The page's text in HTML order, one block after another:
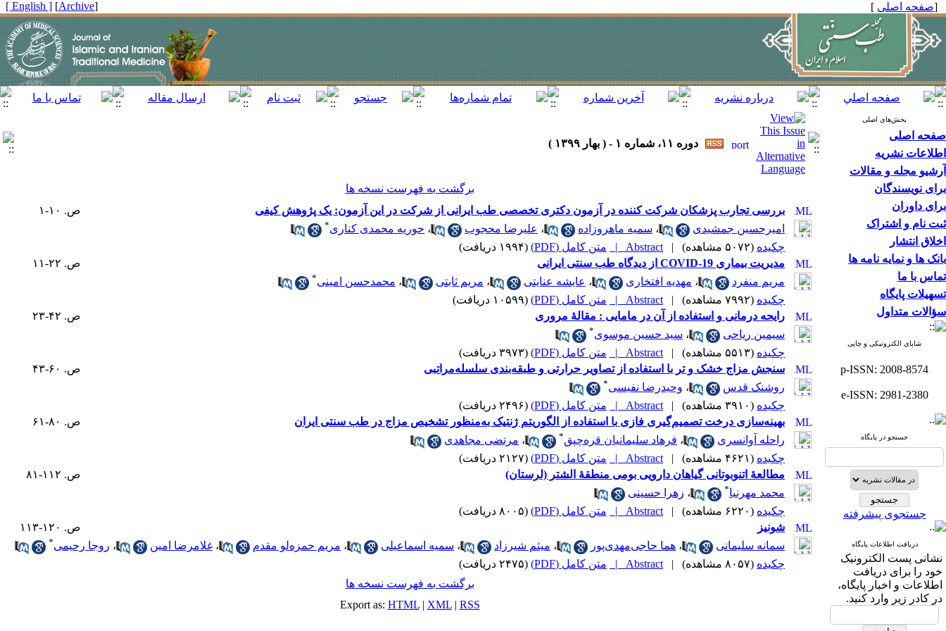
[صفحه اصلی ]
[
Archive
]
[ English ]
بخش‌های اصلی
صفحه اصلی
اطلاعات نشریه
آرشیو مجله و مقالات
برای نویسندگان
برای داوران
ثبت نام و اشتراک
اخلاق انتشار
بانک ها و نمایه نامه ها
تماس با ما
تسهیلات پایگاه
سؤالات متداول
شاپای الکترونیکی و چاپی
p-ISSN: 2008-8574
e-ISSN: 2981-2380
جستجو در پایگاه
جستجوی پیشرفته
دریافت اطلاعات پایگاه
نشانی پست الکترونیک
خود را برای دریافت
اطلاعات و اخبار پایگاه،
در کادر زیر وارد کنید.
دوره ۱۱، شماره ۱ - ( بهار ۱۳۹۹ )
برگشت به فهرست نسخه ها
بررسی تجارب پزشکان شرکت‌ کننده در آزمون دکتری تخصصی طب ایرانی از شرکت در این آزمون: یک پژوهش کیفی
ص. ۱۰-۱
امیرحسین جمشیدی
، سمیه ماهروزاده ، علیرضا محجوب ، حوریه محمدی کناری*
چکیده (۵۰۷۲ مشاهده) |
Abstract | متن کامل (PDF)
(۱۹۹۴ دریافت)
مدیریت بیماری COVID-19 از دیدگاه طب سنتی ایرانی
ص. ۲۲-۱۱
مریم منفرد
، مهدیه افتخاری ، عایشه عنایتی ، مریم ثابتی ، محمدحسن امینی*
چکیده (۷۹۹۲ مشاهده) |
Abstract | متن کامل (PDF)
(۱۰۵۹۹ دریافت)
رایحه ‌درمانی و استفاده از آن در مامایی : مقالۀ مروری
ص. ۴۲-۲۳
سیمین ریاحی
، سید حسین موسوی*
چکیده (۵۵۱۳ مشاهده) |
Abstract | متن کامل (PDF)
(۳۹۷۳ دریافت)
سنجش مزاج خشک و تر با استفاده از تصاویر حرارتی و طبقه‌بندی سلسله‌مراتبی
ص. ۶۰-۴۳
روشنک قدس
، وحیدرضا نفیسی*
چکیده (۳۹۱۰ مشاهده) |
Abstract | متن کامل (PDF)
(۲۴۹۶ دریافت)
بهینه‌سازی درخت تصمیم‌گیری فازی با استفاده از الگوریتم ژنتیک به‌منظور تشخیص مزاج در طب سنتی ایران
ص. ۸۰-۶۱
راحله آوانسری
، فرهاد سلیمانیان قره‌چپق* ، مرتضی مجاهدی
چکیده (۴۶۲۱ مشاهده) |
Abstract | متن کامل (PDF)
(۲۱۲۷ دریافت)
مطالعۀ اتنوبوتانی گیاهان دارویی بومی منطقۀ الشتر (لرستان)
ص. ۱۱۲-۸۱
محمد مهرنیا* ، زهرا حسینی
چکیده (۶۲۲۰ مشاهده) |
Abstract | متن کامل (PDF)
(۸۰۰۵ دریافت)
شونیز
ص. ۱۲۰-۱۱۳
سمانه سلیمانی
، هما حاجی‌مهدی‌پور ، میثم شیرزاد ، سمیه اسماعیلی ، مریم حمزه‌لو مقدم ، غلامرضا امین ، روجا رحیمی*
چکیده (۸۰۵۷ مشاهده) |
Abstract | متن کامل (PDF)
(۲۴۷۵ دریافت)
برگشت به فهرست نسخه ها
Export as: HTML| XML| RSS